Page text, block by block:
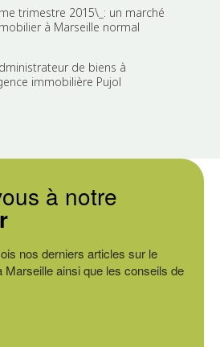
trimestre 2015\_: un marché
à Marseille normal
de biens à
immobilière Pujol
à notre
nos derniers articles sur le
Marseille ainsi que les conseils de